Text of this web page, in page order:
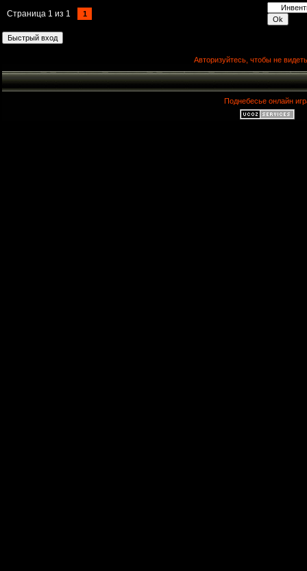
Страница 1 из 1 1
Авторизуйтесь, чтобы не
Поднебесье онлайн